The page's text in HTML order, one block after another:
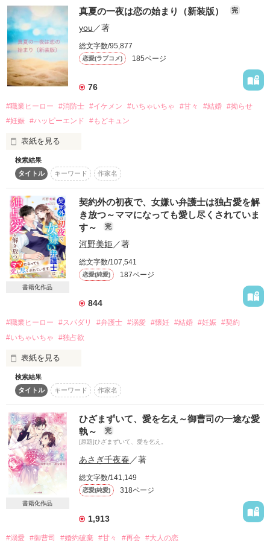
作品を読む
そして三年後。
どうやらこの港町に、新国王陛下がやって来るという。
カティアはその国王こそが、ラピスの父親だと知って――？
｡*⑅୨୧ ┈┈ ２０２６年７月５日 ┈┈ ୨୧⑅*｡
ベリーズファンタジー様より刊行予定です
｡*⑅୨୧┈┈┈┈┈┈┈┈┈┈┈┈┈┈୨୧⑅*｡
作品を読む
初対面の男性と一夜限りの関係を
持ってしまった白金 結瑠(25)。
二度と会うことはないと思っていたのに、
異動した先の職場でまさかの再会。
彼は金剛グループの御曹司で
新進気鋭のジュエリーデザイナー
責任を取って俺と結婚してくれ」
…責任を取るのはまさかの私？
‧✧̣̥̇‧┈┈┈┈┈┈┈┈┈┈┈┈┈┈┈‧✧̣̥̇‧
コンプレックスを拗らせた
ウェディングプランナー
白金 結瑠(ｼﾛｶﾞﾈ ﾕﾙ)
金剛グループ御曹司
強引すぎるジュエリーデザイナー
金剛 宝(ｺﾝｺﾞｳ ﾀｶﾗ)
結瑠が断っても強引な宝は一歩も退かず
ひょんなことから同居することに。
「婚前同居だと思えばいい。
必ず俺との結婚に了承させてみせる」
「こんなに誰かを愛しいと思ったのは
結瑠が初めてなんだ」
ありがとうございました✦.°
真夏の一夜は恋の始まり（新装版） 完
you ／著
総文字数/95,877
恋愛(ラブコメ) 185ページ
76
#職業ヒーロー #消防士 #イケメン #いちゃいちゃ #甘々 #結婚 #拗らせ
#妊娠 #ハッピーエンド #もどキュン
表紙を見る
「今夜だけで終わらせない」
彼氏に振られたばかりの傷心の花凛は海でナンパされ、困って
いた所を爽やか風のイケメン男子に助けられる。
また偶然出会った花凛達はまさかの逆ナンをし…⁈
酔った勢いで爽やか風イケメン男子を自分から誘ってしまった
花凛は、相手のことを殆ど何も知らないまま、一夜を過ごして
しまう。
一夜の過ちで終わるはずだったが、それは真夏の新しい恋の始
まりだった。
酔うと人格が変わる可愛い系の保育士女子（木所花凛）
恋に不器用な爽やか系消防士男子（長内大一）
⚠️いちゃいちゃ甘々注意です⚠️
※職業に関しては作者の解釈のため、実際と異なる場合があり
ますが、ご容赦ください。
※このお話は一年前に書いた『真夏の一夜は恋の始まり』を加
筆修正し、5年後の新たなエピソードを加えた新装版です。新
検索結果
タイトル
キーワード 作家名
書籍化作品
契約外の初夜で、女嫌い弁護士は独占愛を解
き放つ～ママになっても愛し尽くされていま
す～
完
河野美姫／著
総文字数/107,541
恋愛(純愛) 187ページ
844
#職業ヒーロー #スパダリ #弁護士 #溺愛 #懐妊 #結婚 #妊娠 #契約
#いちゃいちゃ
#独占欲
表紙を見る
元上司に悩む家事代行スタッフ
辻山那湖（26）
Nako Tsujiyama
×
櫻庭侑李（33）
Yuri Sakuraba
女性嫌いのクールな国際弁護士
「このまま俺に身を委ねて」
検索結果
タイトル
キーワード 作家名
書籍化作品
ひざまずいて、愛を乞え～御曹司の一途な愛
執～
完
[原題]ひざまずいて、愛を乞え。
あさぎ千夜春 ／著
総文字数/141,149
恋愛(純愛) 318ページ
1,913
#溺愛 #御曹司 #婚約破棄 #甘々 #再会 #大人の恋